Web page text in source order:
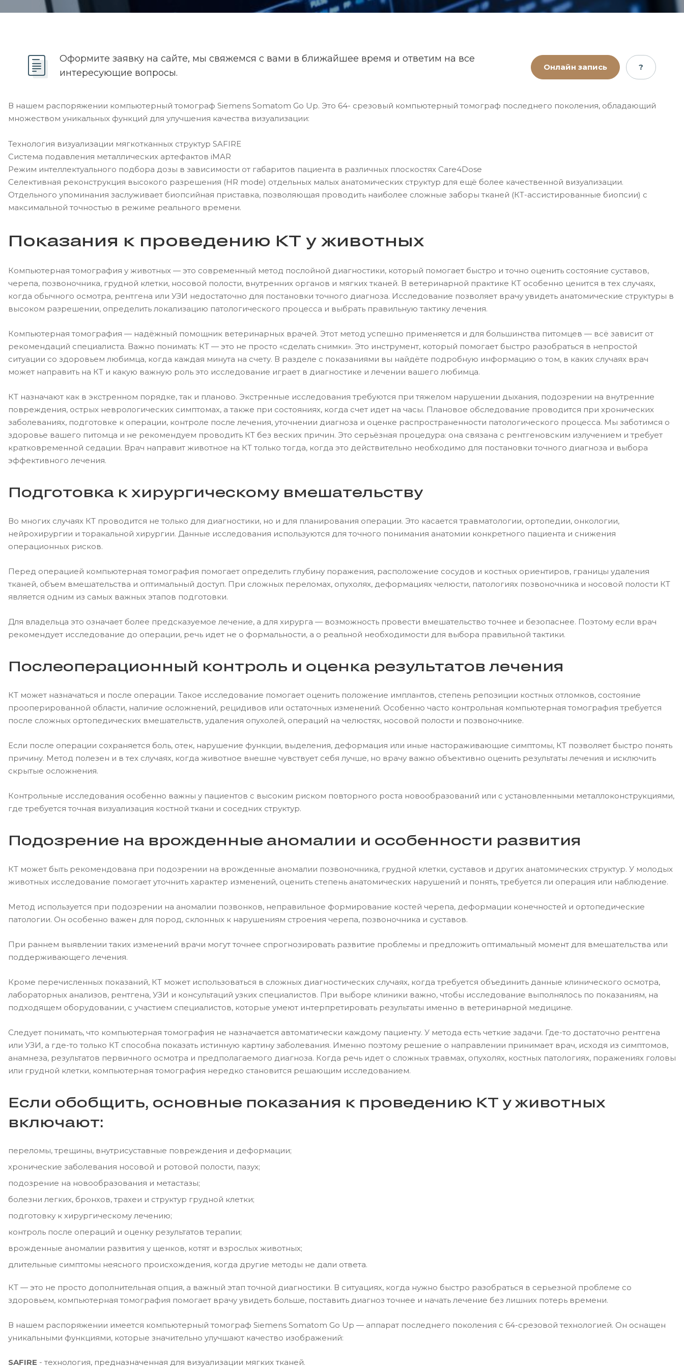
Оформите заявку на сайте, мы свяжемся с вами в ближайшее время и ответим на все
интересующие вопросы.
Онлайн запись ?
В нашем распоряжении компьютерный томограф Siemens Somatom Go Up. Это 64- срезовый компьютерный томограф последнего поколения, обладающий
множеством уникальных функций для улучшения качества визуализации:
Технология визуализации мягкотканных структур SAFIRE
Система подавления металлических артефактов iMAR
Режим интеллектуального подбора дозы в зависимости от габаритов пациента в различных плоскостях Care4Dose
Селективная реконструкция высокого разрешения (HR mode) отдельных малых анатомических структур для ещё более качественной визуализации.
Отдельного упоминания заслуживает биопсийная приставка, позволяющая проводить наиболее сложные заборы тканей (КТ-ассистированные биопсии) с
максимальной точностью в режиме реального времени.
Показания к проведению КТ у животных
Компьютерная томография у животных — это современный метод послойной диагностики, который помогает быстро и точно оценить состояние суставов,
черепа, позвоночника, грудной клетки, носовой полости, внутренних органов и мягких тканей. В ветеринарной практике КТ особенно ценится в тех случаях,
когда обычного осмотра, рентгена или УЗИ недостаточно для постановки точного диагноза. Исследование позволяет врачу увидеть анатомические структуры в
высоком разрешении, определить локализацию патологического процесса и выбрать правильную тактику лечения.
Компьютерная томография — надёжный помощник ветеринарных врачей. Этот метод успешно применяется и для большинства питомцев — всё зависит от
рекомендаций специалиста. Важно понимать: КТ — это не просто «сделать снимки». Это инструмент, который помогает быстро разобраться в непростой
ситуации со здоровьем любимца, когда каждая минута на счету. В разделе с показаниями вы найдёте подробную информацию о том, в каких случаях врач
может направить на КТ и какую важную роль это исследование играет в диагностике и лечении вашего любимца.
КТ назначают как в экстренном порядке, так и планово. Экстренные исследования требуются при тяжелом нарушении дыхания, подозрении на внутренние
повреждения, острых неврологических симптомах, а также при состояниях, когда счет идет на часы. Плановое обследование проводится при хронических
заболеваниях, подготовке к операции, контроле после лечения, уточнении диагноза и оценке распространенности патологического процесса. Мы заботимся о
здоровье вашего питомца и не рекомендуем проводить КТ без веских причин. Это серьёзная процедура: она связана с рентгеновским излучением и требует
кратковременной седации. Врач направит животное на КТ только тогда, когда это действительно необходимо для постановки точного диагноза и выбора
эффективного лечения.
Подготовка к хирургическому вмешательству
Во многих случаях КТ проводится не только для диагностики, но и для планирования операции. Это касается травматологии, ортопедии, онкологии,
нейрохирургии и торакальной хирургии. Данные исследования используются для точного понимания анатомии конкретного пациента и снижения
операционных рисков.
Перед операцией компьютерная томография помогает определить глубину поражения, расположение сосудов и костных ориентиров, границы удаления
тканей, объем вмешательства и оптимальный доступ. При сложных переломах, опухолях, деформациях челюсти, патологиях позвоночника и носовой полости КТ
является одним из самых важных этапов подготовки.
Для владельца это означает более предсказуемое лечение, а для хирурга — возможность провести вмешательство точнее и безопаснее. Поэтому если врач
рекомендует исследование до операции, речь идет не о формальности, а о реальной необходимости для выбора правильной тактики.
Послеоперационный контроль и оценка результатов лечения
КТ может назначаться и после операции. Такое исследование помогает оценить положение имплантов, степень репозиции костных отломков, состояние
прооперированной области, наличие осложнений, рецидивов или остаточных изменений. Особенно часто контрольная компьютерная томография требуется
после сложных ортопедических вмешательств, удаления опухолей, операций на челюстях, носовой полости и позвоночнике.
Если после операции сохраняется боль, отек, нарушение функции, выделения, деформация или иные настораживающие симптомы, КТ позволяет быстро понять
причину. Метод полезен и в тех случаях, когда животное внешне чувствует себя лучше, но врачу важно объективно оценить результаты лечения и исключить
скрытые осложнения.
Контрольные исследования особенно важны у пациентов с высоким риском повторного роста новообразований или с установленными металлоконструкциями,
где требуется точная визуализация костной ткани и соседних структур.
Подозрение на врожденные аномалии и особенности развития
КТ может быть рекомендована при подозрении на врожденные аномалии позвоночника, грудной клетки, суставов и других анатомических структур. У молодых
животных исследование помогает уточнить характер изменений, оценить степень анатомических нарушений и понять, требуется ли операция или наблюдение.
Метод используется при подозрении на аномалии позвонков, неправильное формирование костей черепа, деформации конечностей и ортопедические
патологии. Он особенно важен для пород, склонных к нарушениям строения черепа, позвоночника и суставов.
При раннем выявлении таких изменений врачи могут точнее спрогнозировать развитие проблемы и предложить оптимальный момент для вмешательства или
поддерживающего лечения.
Кроме перечисленных показаний, КТ может использоваться в сложных диагностических случаях, когда требуется объединить данные клинического осмотра,
лабораторных анализов, рентгена, УЗИ и консультаций узких специалистов. При выборе клиники важно, чтобы исследование выполнялось по показаниям, на
подходящем оборудовании, с участием специалистов, которые умеют интерпретировать результаты именно в ветеринарной медицине.
Следует понимать, что компьютерная томография не назначается автоматически каждому пациенту. У метода есть четкие задачи. Где-то достаточно рентгена
или УЗИ, а где-то только КТ способна показать истинную картину заболевания. Именно поэтому решение о направлении принимает врач, исходя из симптомов,
анамнеза, результатов первичного осмотра и предполагаемого диагноза. Когда речь идет о сложных травмах, опухолях, костных патологиях, поражениях головы
или грудной клетки, компьютерная томография нередко становится решающим исследованием.
Если обобщить, основные показания к проведению КТ у животных
включают:
переломы, трещины, внутрисуставные повреждения и деформации;
хронические заболевания носовой и ротовой полости, пазух;
подозрение на новообразования и метастазы;
болезни легких, бронхов, трахеи и структур грудной клетки;
подготовку к хирургическому лечению;
контроль после операций и оценку результатов терапии;
врожденные аномалии развития у щенков, котят и взрослых животных;
длительные симптомы неясного происхождения, когда другие методы не дали ответа.
КТ — это не просто дополнительная опция, а важный этап точной диагностики. В ситуациях, когда нужно быстро разобраться в серьезной проблеме со
здоровьем, компьютерная томография помогает врачу увидеть больше, поставить диагноз точнее и начать лечение без лишних потерь времени.
В нашем распоряжении имеется компьютерный томограф Siemens Somatom Go Up — аппарат последнего поколения с 64-срезовой технологией. Он оснащен
уникальными функциями, которые значительно улучшают качество изображений:
SAFIRE - технология, предназначенная для визуализации мягких тканей.